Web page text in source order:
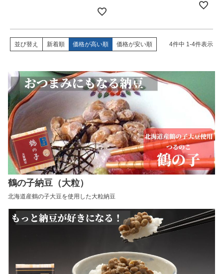
並び替え 新着順 価格が高い順 価格が安い順 4件中 1-4件表示
鶴の子納豆（大粒）
北海道産鶴の子大豆を使用した大粒納豆